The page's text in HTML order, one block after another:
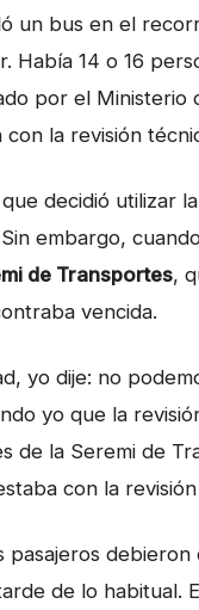
un bus en el
Había 14 o 16
por el Ministerio
la revisión
decidió utilizar
embargo,
de Transportes,
vencida.
yo dije: no
yo que la
de la Seremi de
con la revisión
pasajeros
de lo habitual.